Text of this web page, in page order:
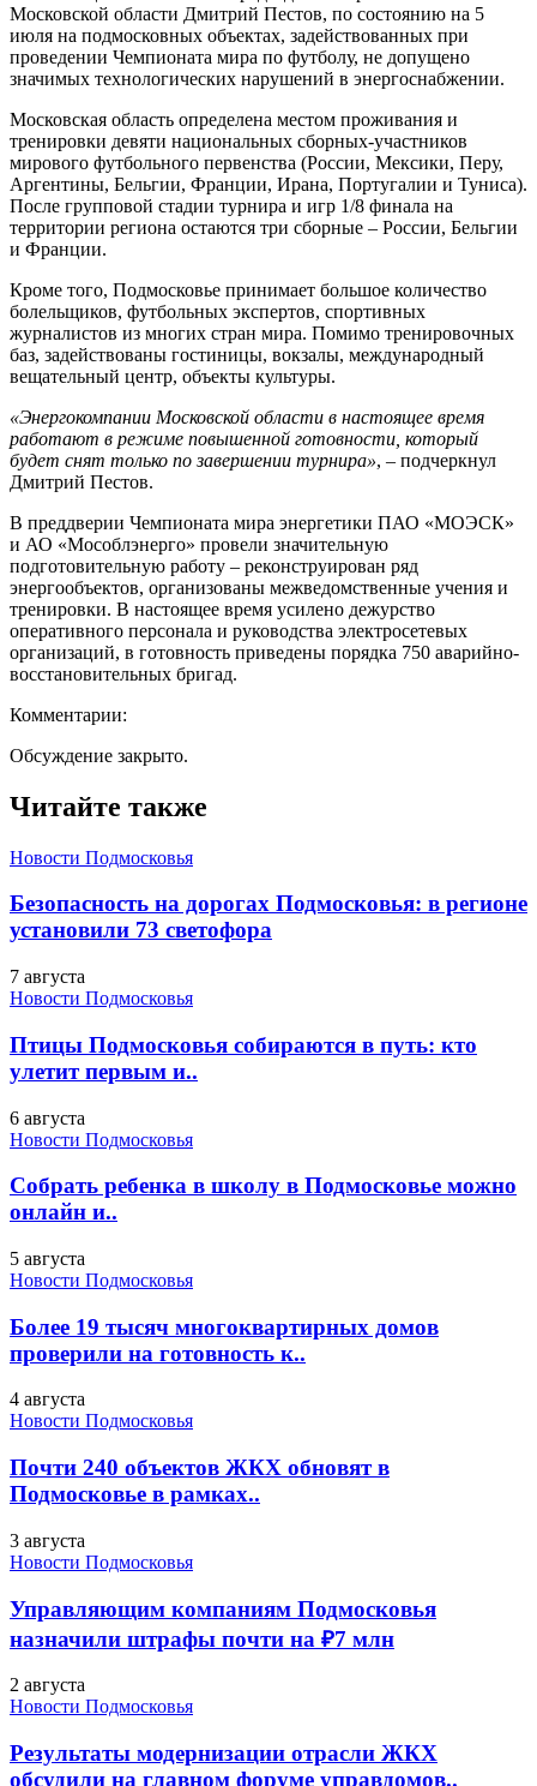
Московской области Дмитрий Пестов, по состоянию на 5
июля на подмосковных объектах, задействованных при
проведении Чемпионата мира по футболу, не допущено
значимых технологических нарушений в энергоснабжении.
Московская область определена местом проживания и
тренировки девяти национальных сборных-участников
мирового футбольного первенства (России, Мексики, Перу,
Аргентины, Бельгии, Франции, Ирана, Португалии и Туниса).
После групповой стадии турнира и игр 1/8 финала на
территории региона остаются три сборные – России, Бельгии
и Франции.
Кроме того, Подмосковье принимает большое количество
болельщиков, футбольных экспертов, спортивных
журналистов из многих стран мира. Помимо тренировочных
баз, задействованы гостиницы, вокзалы, международный
вещательный центр, объекты культуры.
«Энергокомпании Московской области в настоящее время
работают в режиме повышенной готовности, который
будет снят только по завершении турнира», – подчеркнул
Дмитрий Пестов.
В преддверии Чемпионата мира энергетики ПАО «МОЭСК»
и АО «Мособлэнерго» провели значительную
подготовительную работу – реконструирован ряд
энергообъектов, организованы межведомственные учения и
тренировки. В настоящее время усилено дежурство
оперативного персонала и руководства электросетевых
организаций, в готовность приведены порядка 750 аварийно-
восстановительных бригад.
Комментарии:
Обсуждение закрыто.
Читайте также
Новости Подмосковья
Безопасность на дорогах Подмосковья: в регионе
установили 73 светофора
7 августа
Новости Подмосковья
Птицы Подмосковья собираются в путь: кто
улетит первым и..
6 августа
Новости Подмосковья
Собрать ребенка в школу в Подмосковье можно
онлайн и..
5 августа
Новости Подмосковья
Более 19 тысяч многоквартирных домов
проверили на готовность к..
4 августа
Новости Подмосковья
Почти 240 объектов ЖКХ обновят в
Подмосковье в рамках..
3 августа
Новости Подмосковья
Управляющим компаниям Подмосковья
назначили штрафы почти на ₽7 млн
2 августа
Новости Подмосковья
Результаты модернизации отрасли ЖКХ
обсудили на главном форуме управдомов..